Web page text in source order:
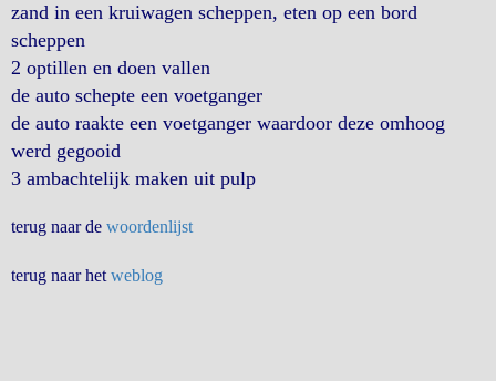
zand in een kruiwagen scheppen, eten op een bord
scheppen
2 optillen en doen vallen
de auto schepte een voetganger
de auto raakte een voetganger waardoor deze omhoog
werd gegooid
3 ambachtelijk maken uit pulp
terug naar de woordenlijst
terug naar het weblog